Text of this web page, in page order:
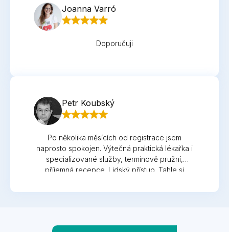
Joanna Varró
Doporučuji
Petr Koubský
Po několika měsících od registrace jsem
naprosto spokojen. Výtečná praktická lékařka i
specializované služby, termínově pružní,
příjemná recepce. Lidský přístup. Tahle si
peníze. Mimochodem, včas rozpoznali, že to
mě na životně důležitou operaci. Díky.